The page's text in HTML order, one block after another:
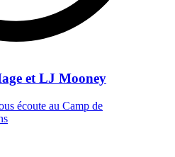
et LJ Mooney
écoute au Camp de